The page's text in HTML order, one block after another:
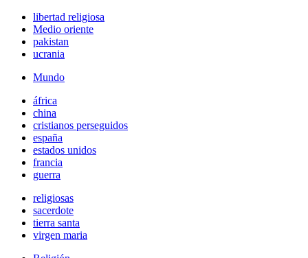
libertad religiosa
Medio oriente
pakistan
ucrania
Mundo
áfrica
china
cristianos perseguidos
españa
estados unidos
francia
guerra
religiosas
sacerdote
tierra santa
virgen maria